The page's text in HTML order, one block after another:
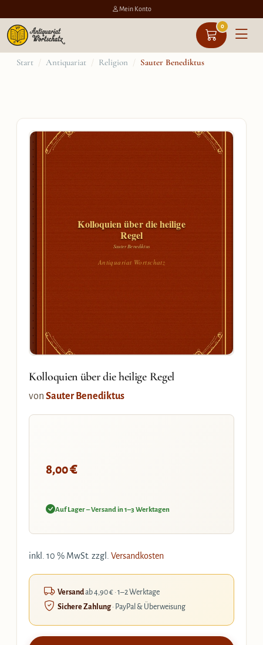
Mein Konto
0
ZumStart / Antiquariat / Religion / Sauter Benediktus
Kolloquien über die heilige
Regel
Sauter Benediktus
Antiquariat Wortschatz
Kolloquien über die heilige Regel
von Sauter Benediktus
8,00€
Auf Lager – Versand in 1–3 Werktagen
inkl. 10 % MwSt. zzgl. Versandkosten
Versandab 4,90 € · 1–2 Werktage
Sichere Zahlung· PayPal & Überweisung